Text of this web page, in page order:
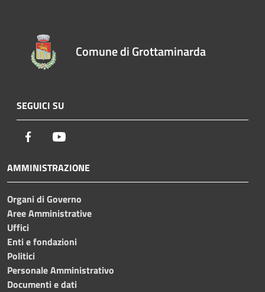
Comune di Grottaminarda
SEGUICI SU
Facebook
AMMINISTRAZIONE
Organi di Governo
Aree Amministrative
Uffici
Enti e fondazioni
Politici
Personale Amministrativo
Documenti e dati